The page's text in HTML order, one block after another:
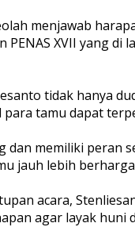
menjawab
XVII yang
tidak hanya
tamu dapat
memiliki peran
jauh lebih
acara,
agar layak huni